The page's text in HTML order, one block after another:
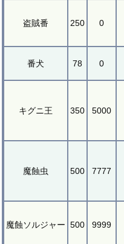
盗賊番 250 0
番犬 78 0
キグニ王 350 5000
魔蝕虫 500 7777
魔蝕ソルジャー 500 9999